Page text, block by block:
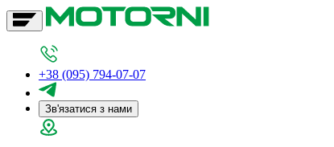
+38 (095) 794-07-07
Зв'язатися з нами